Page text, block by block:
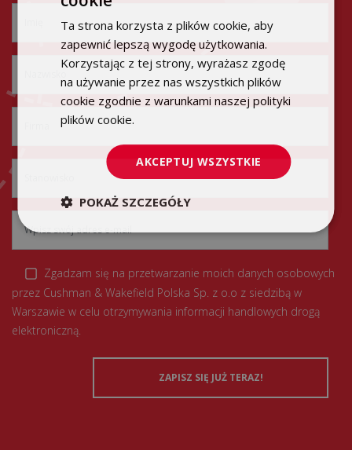
Zgadzam się na przetwarzanie moich danych osobowych
przez Cushman & Wakefield Polska Sp. z o.o z siedzibą w
Warszawie w celu otrzymywania informacji handlowych drogą
elektroniczną.
ENGLISH
Ta strona korzysta z plików cookie, aby
zapewnić lepszą wygodę użytkowania.
Korzystając z tej strony, wyrażasz zgodę
na używanie przez nas wszystkich plików
cookie zgodnie z warunkami naszej polityki
plików cookie.
AKCEPTUJ WSZYSTKIE
POKAŻ SZCZEGÓŁY